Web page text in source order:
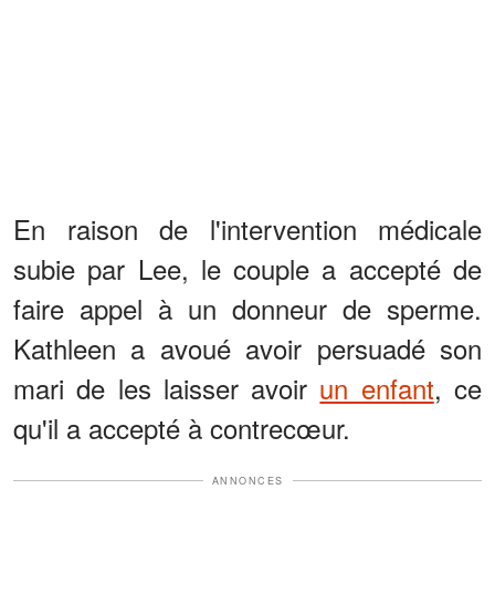
En raison de l'intervention médicale
subie par Lee, le couple a accepté de
faire appel à un donneur de sperme.
Kathleen a avoué avoir persuadé son
mari de les laisser avoir un enfant, ce
qu'il a accepté à contrecœur.
ANNONCES